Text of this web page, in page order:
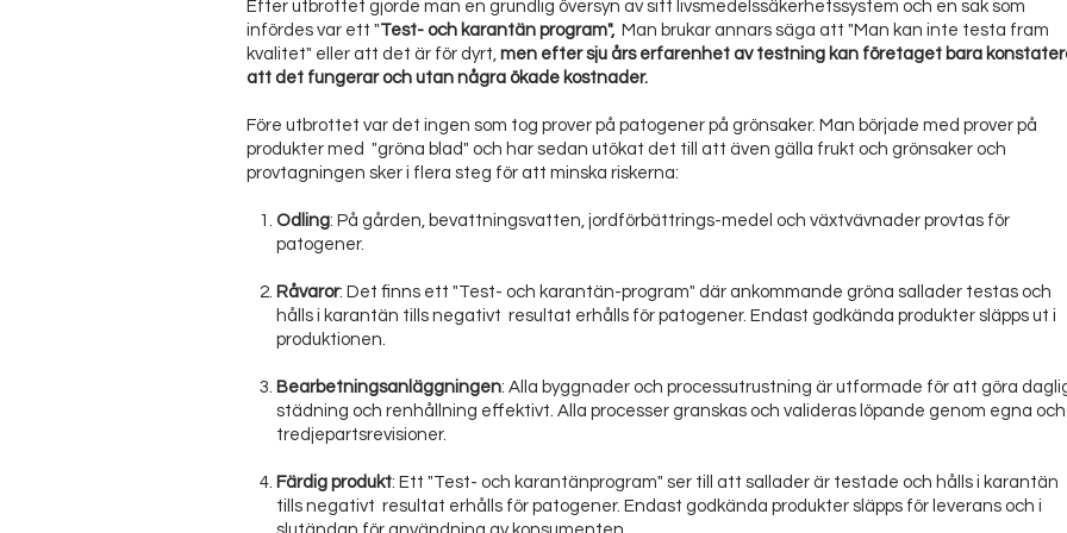
Efter utbrottet gjorde man en grundlig översyn av sitt livsmedelssäkerhetssystem och en sak som
infördes var ett "Test- och karantän program", Man brukar annars säga att "Man kan inte testa fram
kvalitet" eller att det är för dyrt, men efter sju års erfarenhet av testning kan företaget bara
att det fungerar och utan några ökade kostnader.
Före utbrottet var det ingen som tog prover på patogener på grönsaker. Man började med prover på
produkter med "gröna blad" och har sedan utökat det till att även gälla frukt och grönsaker och
provtagningen sker i flera steg för att minska riskerna:
Odling: På gården, bevattningsvatten, jordförbättrings-medel och växtvävnader provtas för
patogener.
Råvaror: Det finns ett "Test- och karantän-program" där ankommande gröna sallader testas och
hålls i karantän tills negativt resultat erhålls för patogener. Endast godkända produkter släpps ut i
produktionen.
Bearbetningsanläggningen: Alla byggnader och processutrustning är utformade för att göra
städning och renhållning effektivt. Alla processer granskas och valideras löpande genom egna och
tredjepartsrevisioner.
Färdig produkt: Ett "Test- och karantänprogram" ser till att sallader är testade och hålls i karantän
tills negativt resultat erhålls för patogener. Endast godkända produkter släpps för leverans och i